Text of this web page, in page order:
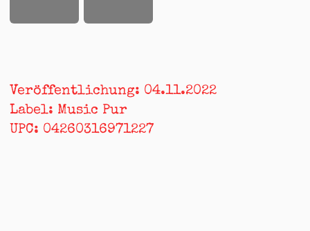
Veröffentlichung: 04.11.2022
Label: Music Pur
UPC: 04260316971227